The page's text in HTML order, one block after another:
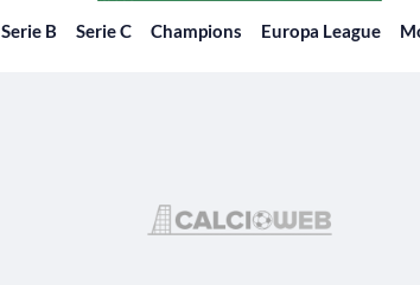
Serie B Serie C Champions Europa League